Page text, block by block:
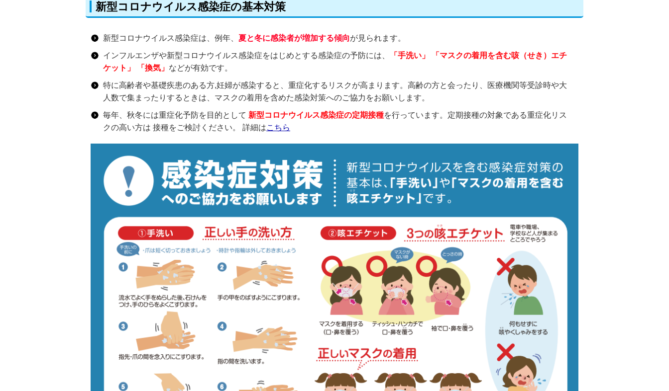
新型コロナウイルス感染症の基本対策
新型コロナウイルス感染症は、例年、 夏と冬に感染者が増加する傾向が見られます。
インフルエンザや新型コロナウイルス感染症をはじめとする感染症の予防には、
「手洗い」 「マスクの着用を含む咳（せき）エチ
ケット」 「換気」 などが有効です。
特に高齢者や基礎疾患のある方,妊婦が感染すると、重症化するリスクが高まります。高齢の方と会ったり、医療機関等受診時や大
人数で集まったりするときは、マスクの着用を含めた感染対策へのご協力をお願いします。
毎年、秋冬には重症化予防を目的として 新型コロナウイルス感染症の定期接種を行っています。定期接種の対象である重症化リス
クの高い方は 接種をご検討ください。 詳細はこちら